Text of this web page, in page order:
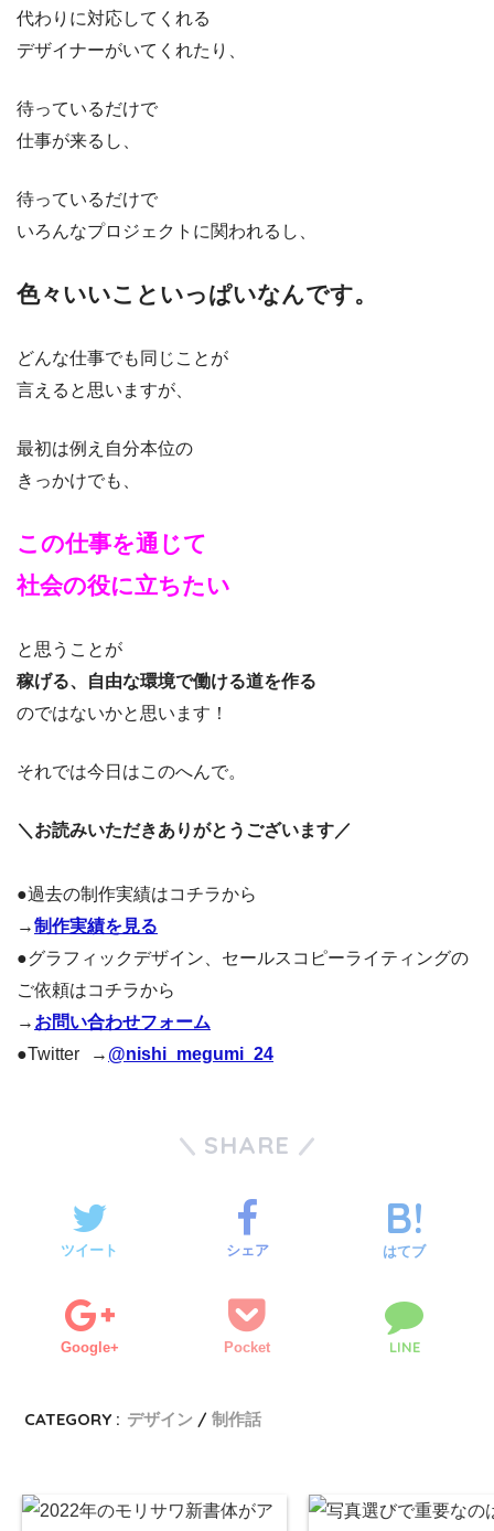
代わりに対応してくれる
デザイナーがいてくれたり、
待っているだけで
仕事が来るし、
待っているだけで
いろんなプロジェクトに関われるし、
色々いいこといっぱいなんです。
どんな仕事でも同じことが
言えると思いますが、
最初は例え自分本位の
きっかけでも、
この仕事を通じて
社会の役に立ちたい
と思うことが
稼げる、自由な環境で働ける道を作る
のではないかと思います！
それでは今日はこのへんで。
＼お読みいただきありがとうございます／
●過去の制作実績はコチラから
→制作実績を見る
●グラフィックデザイン、セールスコピーライティングの
ご依頼はコチラから
→ お問い合わせフォーム
●Twitter → @nishi_megumi_24
SHARE
ツイート シェア はてブ
Google+ Pocket LINE
CATEGORY : デザイン 制作話